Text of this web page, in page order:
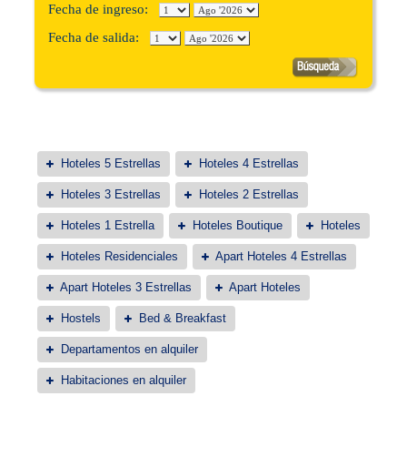
Fecha de ingreso:
Fecha de salida:
Hoteles 5 Estrellas Hoteles 4 Estrellas
Hoteles 3 Estrellas Hoteles 2 Estrellas
Hoteles 1 Estrella Hoteles Boutique Hoteles
Hoteles Residenciales Apart Hoteles 4 Estrellas
Apart Hoteles 3 Estrellas Apart Hoteles
Hostels Bed & Breakfast
Departamentos en alquiler
Habitaciones en alquiler